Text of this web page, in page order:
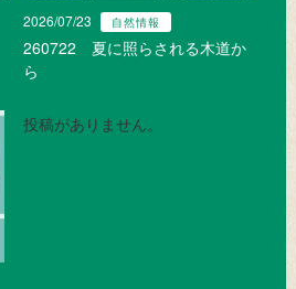
2026/07/23 自然情報
260722 夏に照らされる木道か
ら
投稿がありません。